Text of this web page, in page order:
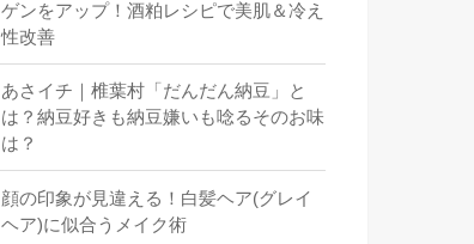
ゲンをアップ！酒粕レシピで美肌＆冷え
性改善
あさイチ｜椎葉村「だんだん納豆」と
は？納豆好きも納豆嫌いも唸るそのお味
は？
顔の印象が見違える！白髪ヘア(グレイ
ヘア)に似合うメイク術